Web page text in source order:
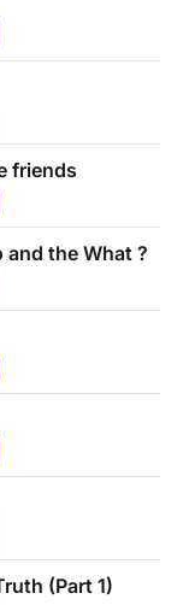
friends
and the What ?
(Part 1)